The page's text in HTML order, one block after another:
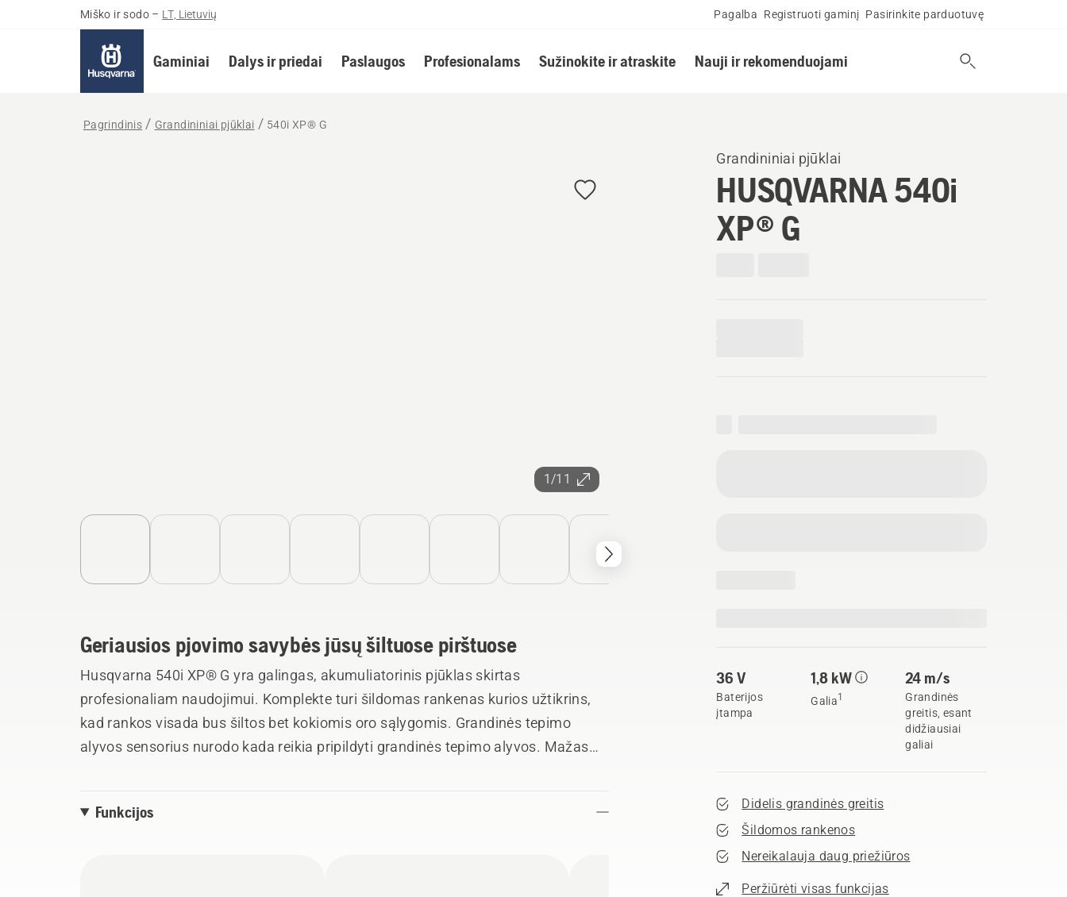
Miško ir sodo – LT, Lietuvių Pagalba Registruoti gaminį Pasirinkite parduotuvę
Gaminiai Dalys ir priedai Paslaugos Profesionalams Sužinokite ir atraskite Nauji ir rekomenduojami
Pagrindinis Grandininiai pjūklai 540i XP® G
1/11
Grandininiai pjūklai
HUSQVARNA 540i
XP® G
36 V
Baterijos
įtampa
1,8 kW
Galia1
24 m/s
Grandinės
greitis, esant
didžiausiai
galiai
Didelis grandinės greitis
Šildomos rankenos
Nereikalauja daug priežiūros
Peržiūrėti visas funkcijas
Geriausios pjovimo savybės jūsų šiltuose pirštuose
Husqvarna 540i XP® G yra galingas, akumuliatorinis pjūklas skirtas
profesionaliam naudojimui. Komplekte turi šildomas rankenas kurios užtikrins,
kad rankos visada bus šiltos bet kokiomis oro sąlygomis. Grandinės tepimo
alyvos sensorius nurodo kada reikia pripildyti grandinės tepimo alyvos. Mažas
Integruota jungtis leidžia lengvai sekti naudojimo statistiką, serviso istoriją ir
Funkcijos